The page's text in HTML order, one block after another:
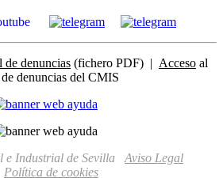
de denuncias (fichero PDF) | Acceso al
denuncias del CMIS
e Industrial de Sevilla Aviso Legal
Política de cookies